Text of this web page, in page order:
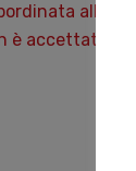
alla
è accettato il